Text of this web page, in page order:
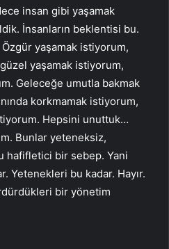
insan gibi yaşamak
İnsanların beklentisi bu.
yaşamak istiyorum,
yaşamak istiyorum,
Geleceğe umutla bakmak
korkmamak istiyorum,
Hepsini unuttuk…
Bunlar yeteneksiz,
hafifletici bir sebep. Yani
Yetenekleri bu kadar. Hayır.
bir yönetim